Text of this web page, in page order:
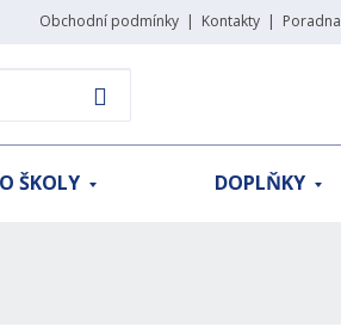
Obchodní podmínky Kontakty Poradna
ŠKOLY DOPLŇKY